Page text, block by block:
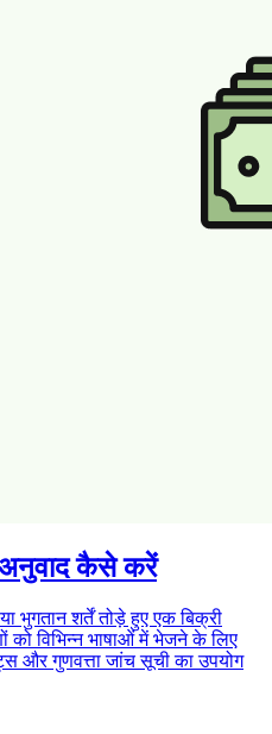
कैसे करें
या भुगतान शर्तें तोड़े हुए एक बिक्री
को विभिन्न भाषाओं में भेजने के लिए
और गुणवत्ता जांच सूची का उपयोग